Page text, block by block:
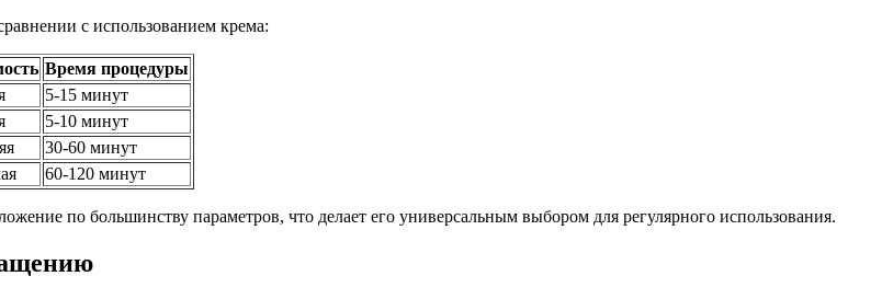
с использованием крема:
Время процедуры
5-15 минут
5-10 минут
30-60 минут
60-120 минут
по большинству параметров, что делает его универсальным выбором для регулярного использования.